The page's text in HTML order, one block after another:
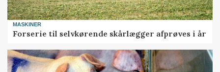
MASKINER
Forserie til selvkørende skårlægger afprøves i år